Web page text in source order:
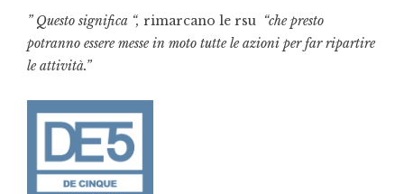
” Questo significa “, rimarcano le rsu “che presto
potranno essere messe in moto tutte le azioni per far ripartire
le attività.”